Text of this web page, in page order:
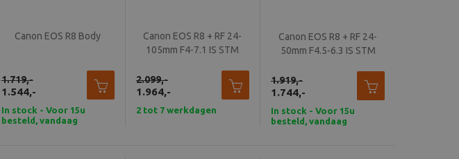
Canon EOS R8 Body
1.544,-
1.719,-
In stock - Voor 15u
besteld, vandaag
Canon EOS R8 + RF 24-
105mm F4-7.1 IS STM
1.964,-
2.099,-
2 tot 7 werkdagen
Canon EOS R8 + RF 24-
50mm F4.5-6.3 IS STM
1.744,-
1.919,-
In stock - Voor 15u
besteld, vandaag